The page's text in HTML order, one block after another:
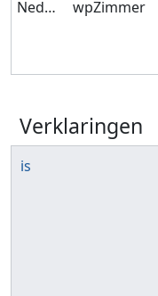
Nederlands
wpZimmer
Verklaringen
is